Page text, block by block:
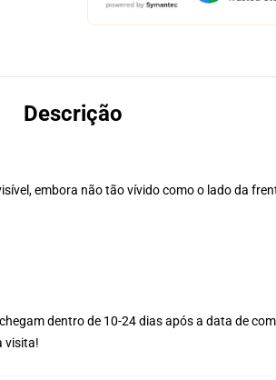
Descrição
embora não tão vívido como o lado da
dentro de 10-24 dias após a data de
visita!